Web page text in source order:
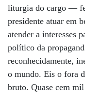
liturgia do cargo —
presidente atuar em
atender a interesses
político da
reconhecidamente,
o mundo. Eis o fora
bruto. Quase cem